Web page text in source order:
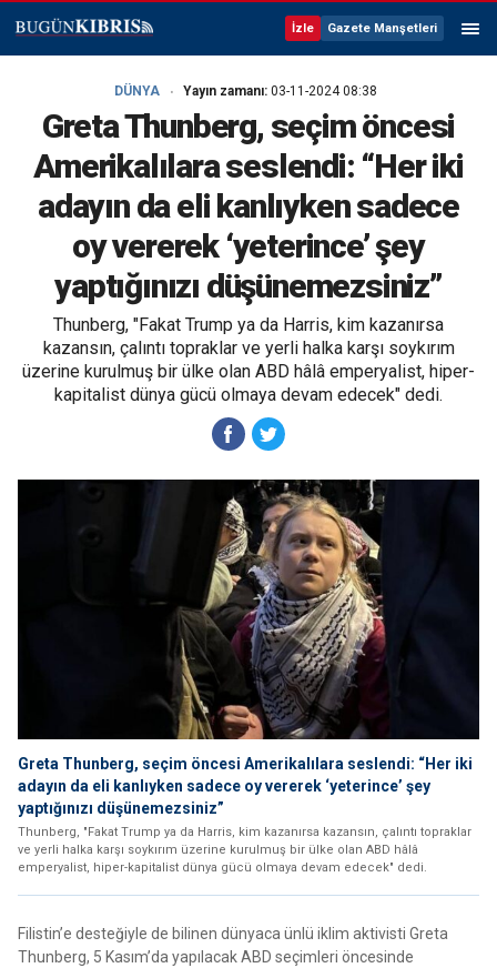
İzle Gazete Manşetleri
DÜNYA Yayın zamanı: 03-11-2024 08:38
Greta Thunberg, seçim öncesi
Amerikalılara seslendi: “Her iki
adayın da eli kanlıyken sadece
oy vererek ‘yeterince’ şey
yaptığınızı düşünemezsiniz”
Thunberg, "Fakat Trump ya da Harris, kim kazanırsa
kazansın, çalıntı topraklar ve yerli halka karşı soykırım
üzerine kurulmuş bir ülke olan ABD hâlâ emperyalist, hiper-
kapitalist dünya gücü olmaya devam edecek" dedi.
Greta Thunberg, seçim öncesi Amerikalılara seslendi: “Her iki
adayın da eli kanlıyken sadece oy vererek ‘yeterince’ şey
yaptığınızı düşünemezsiniz”
Thunberg, "Fakat Trump ya da Harris, kim kazanırsa kazansın, çalıntı topraklar
ve yerli halka karşı soykırım üzerine kurulmuş bir ülke olan ABD hâlâ
emperyalist, hiper-kapitalist dünya gücü olmaya devam edecek" dedi.
Filistin’e desteğiyle de bilinen dünyaca ünlü iklim aktivisti Greta
Thunberg, 5 Kasım’da yapılacak ABD seçimleri öncesinde